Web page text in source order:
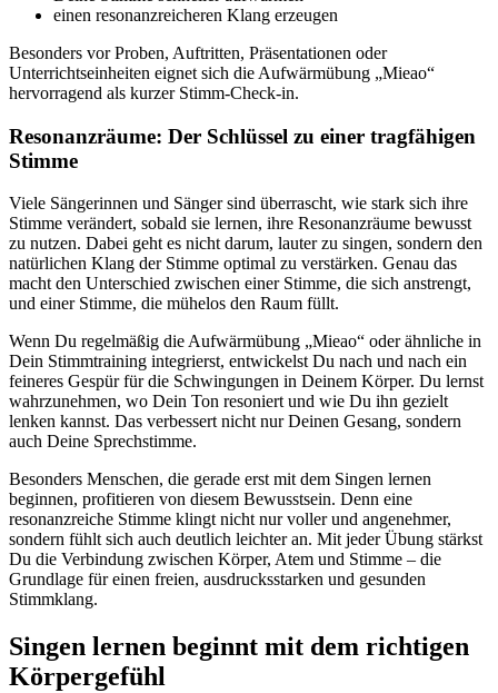
einen resonanzreicheren Klang erzeugen
Besonders vor Proben, Auftritten, Präsentationen oder
Unterrichtseinheiten eignet sich die Aufwärmübung „Mieao“
hervorragend als kurzer Stimm-Check-in.
Resonanzräume: Der Schlüssel zu einer tragfähigen
Stimme
Viele Sängerinnen und Sänger sind überrascht, wie stark sich ihre
Stimme verändert, sobald sie lernen, ihre Resonanzräume bewusst
zu nutzen. Dabei geht es nicht darum, lauter zu singen, sondern den
natürlichen Klang der Stimme optimal zu verstärken. Genau das
macht den Unterschied zwischen einer Stimme, die sich anstrengt,
und einer Stimme, die mühelos den Raum füllt.
Wenn Du regelmäßig die Aufwärmübung „Mieao“ oder ähnliche in
Dein Stimmtraining integrierst, entwickelst Du nach und nach ein
feineres Gespür für die Schwingungen in Deinem Körper. Du lernst
wahrzunehmen, wo Dein Ton resoniert und wie Du ihn gezielt
lenken kannst. Das verbessert nicht nur Deinen Gesang, sondern
auch Deine Sprechstimme.
Besonders Menschen, die gerade erst mit dem Singen lernen
beginnen, profitieren von diesem Bewusstsein. Denn eine
resonanzreiche Stimme klingt nicht nur voller und angenehmer,
sondern fühlt sich auch deutlich leichter an. Mit jeder Übung stärkst
Du die Verbindung zwischen Körper, Atem und Stimme – die
Grundlage für einen freien, ausdrucksstarken und gesunden
Stimmklang.
Singen lernen beginnt mit dem richtigen
Körpergefühl